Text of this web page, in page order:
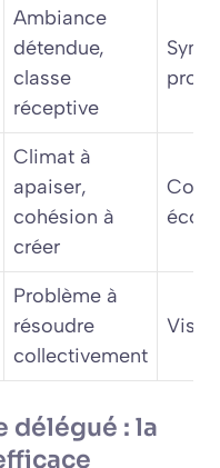
Ambiance
détendue,
classe
réceptive
Climat à
apaiser,
cohésion à
créer
Problème à
résoudre
collectivement
délégué : la